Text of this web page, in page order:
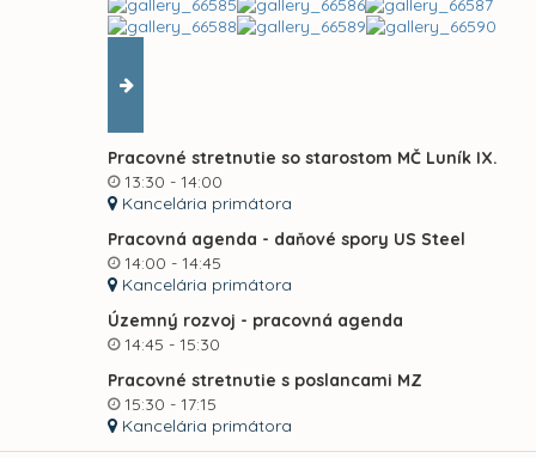
Pracovné stretnutie so starostom MČ Luník IX.
13:30 - 14:00
Kancelária primátora
Pracovná agenda - daňové spory US Steel
14:00 - 14:45
Kancelária primátora
Územný rozvoj - pracovná agenda
14:45 - 15:30
Pracovné stretnutie s poslancami MZ
15:30 - 17:15
Kancelária primátora